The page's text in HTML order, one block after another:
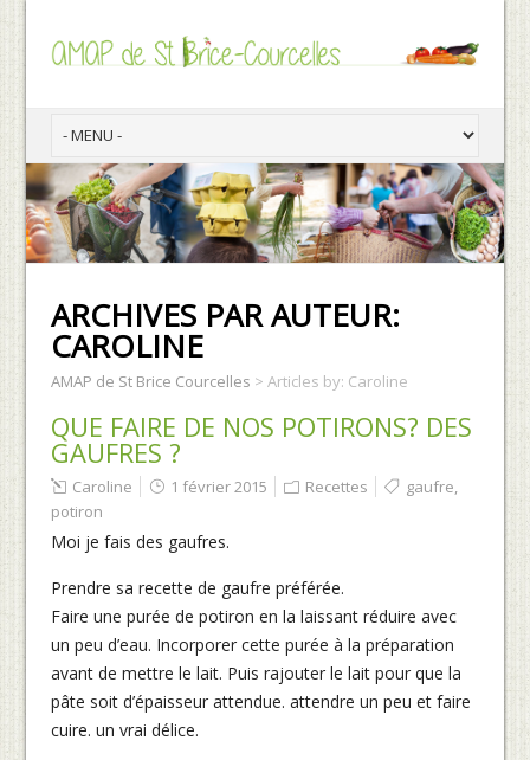
ARCHIVES PAR AUTEUR:
CAROLINE
AMAP de St Brice Courcelles > Articles by: Caroline
QUE FAIRE DE NOS POTIRONS? DES
GAUFRES ?
Caroline 1 février 2015 Recettes gaufre,
potiron
Moi je fais des gaufres.
Prendre sa recette de gaufre préférée.
Faire une purée de potiron en la laissant réduire avec
un peu d’eau. Incorporer cette purée à la préparation
avant de mettre le lait. Puis rajouter le lait pour que la
pâte soit d’épaisseur attendue. attendre un peu et faire
cuire. un vrai délice.